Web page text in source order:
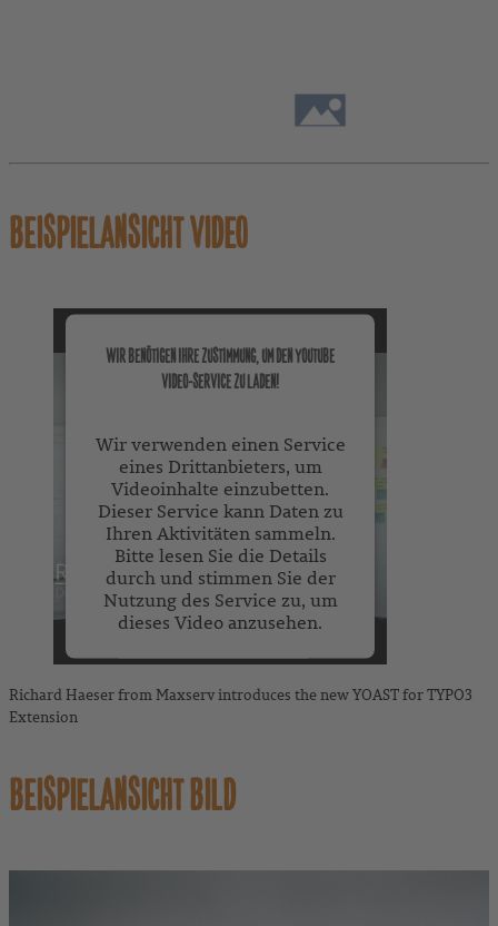
BEISPIELANSICHT VIDEO
WIR BENÖTIGEN IHRE ZUSTIMMUNG, UM DEN YOUTUBE
VIDEO-SERVICE ZU LADEN!
Wir verwenden einen Service
eines Drittanbieters, um
Videoinhalte einzubetten.
Dieser Service kann Daten zu
Ihren Aktivitäten sammeln.
Bitte lesen Sie die Details
durch und stimmen Sie der
Nutzung des Service zu, um
dieses Video anzusehen.
powered by Usercentrics Consent
Management Platform
Richard Haeser from Maxserv introduces the new YOAST for TYPO3
Extension
BEISPIELANSICHT BILD